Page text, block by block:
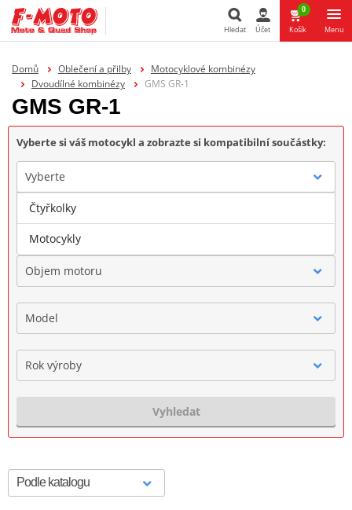
Hledat Účet
0
Košík Menu
Domů Oblečení a přilby
Motocyklové kombinézy
Dvoudílné kombinézy
GMS GR-1
GMS GR-1
Vyberte si váš motocykl a zobrazte si kompatibilní součástky:
Vyberte
Značka
Objem motoru
Model
Rok výroby
Vyhledat
Čtyřkolky
Motocykly